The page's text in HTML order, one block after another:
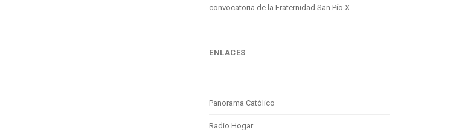
convocatoria de la Fraternidad San Pío X
ENLACES
Panorama Católico
Radio Hogar